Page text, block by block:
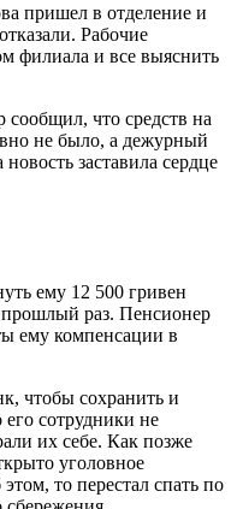
пришел в отделение и
Рабочие
филиала и все выяснить
сообщил, что средств на
не было, а дежурный
заставила сердце
ему 12 500 гривен
раз. Пенсионер
ему компенсации в
чтобы сохранить и
сотрудники не
их себе. Как позже
уголовное
то перестал спать по